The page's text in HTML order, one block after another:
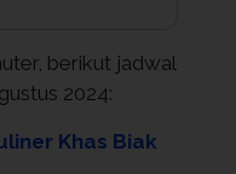
berikut jadwal
2024:
Khas Biak